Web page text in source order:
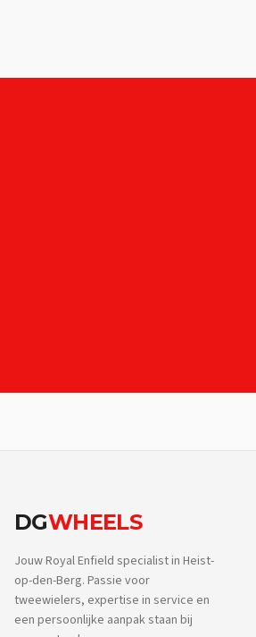
DGWHEELS
Jouw Royal Enfield specialist in Heist-
op-den-Berg. Passie voor
tweewielers, expertise in service en
een persoonlijke aanpak staan bij